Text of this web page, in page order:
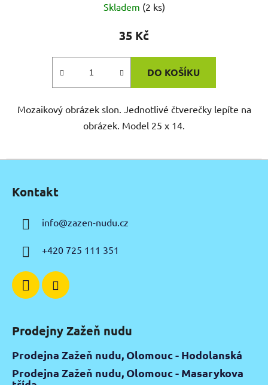
Skladem (2 ks)
35 Kč
DO KOŠÍKU
Mozaikový obrázek slon. Jednotlivé čtverečky lepíte na
obrázek. Model 25 x 14.
Kontakt
info@zazen-nudu.cz
+420 725 111 351
Prodejny Zažeň nudu
Prodejna Zažeň nudu, Olomouc - Hodolanská
Prodejna Zažeň nudu, Olomouc - Masarykova